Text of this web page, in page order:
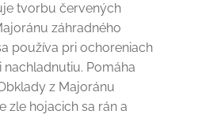
tvorbu červených
záhradného
používa pri ochoreniach
Pomáha
z Majoránu
zle hojacich sa rán a